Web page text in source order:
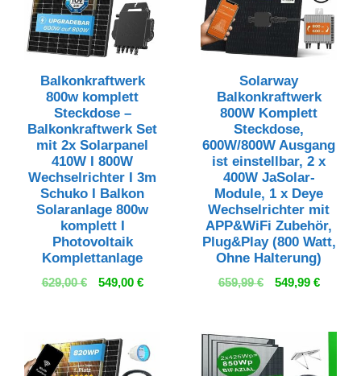
Balkonkraftwerk
800w komplett
Steckdose –
Balkonkraftwerk Set
mit 2x Solarpanel
410W I 800W
Wechselrichter I 3m
Schuko I Balkon
Solaranlage 800w
komplett I
Photovoltaik
Komplettanlage
629,00€
Ursprünglicher
549,00 €Aktueller
Solarway
Balkonkraftwerk
800W Komplett
Steckdose,
600W/800W Ausgang
ist einstellbar, 2 x
400W JaSolar-
Module, 1 x Deye
Wechselrichter mit
APP&WiFi Zubehör,
Plug&Play (800 Watt,
Ohne Halterung)
659,99€
Ursprünglicher
549,99 €
549,99